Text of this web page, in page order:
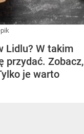
Lidlu? W takim
przydać. Zobacz,
je warto